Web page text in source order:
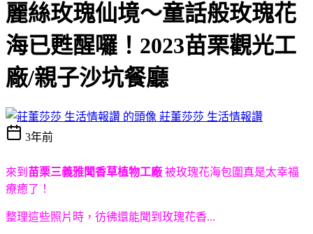
麗絲玫瑰仙境～童話般玫瑰花
海已甦醒囉！2023苗栗觀光工
廠/親子沙坑餐廳
莊董莎莎 生活情報讚
3年前
來到 苗栗三義雅聞香草植物工廠 被玫瑰花海包圍真是太幸福
療癒了！
整理這些照片時，彷彿還能聞到玫瑰花香...